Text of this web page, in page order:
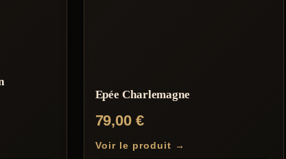
Epée Charlemagne
79,00 €
Voir le produit →